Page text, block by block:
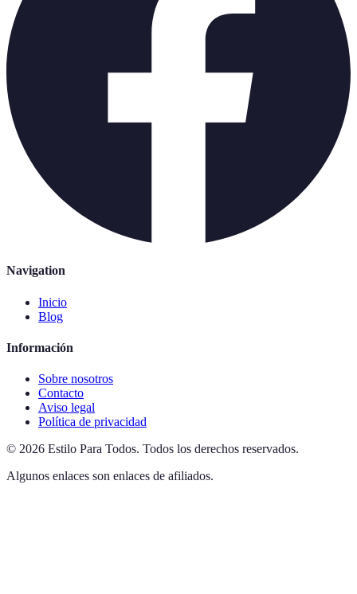
Navigation
Inicio
Blog
Información
Sobre nosotros
Contacto
Aviso legal
Política de privacidad
© 2026 Estilo Para Todos. Todos los derechos reservados.
Algunos enlaces son enlaces de afiliados.